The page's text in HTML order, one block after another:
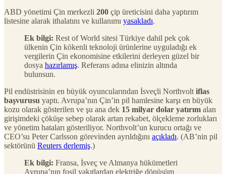
ABD yönetimi Çin merkezli 200 çip üreticisini daha yaptırım
listesine alarak ithalatını ve kullanımı yasakladı.
Ek bilgi: Rest of World sitesi Türkiye dahil pek çok
ülkenin Çin kökenli teknoloji ürünlerine uyguladığı ek
vergilerin Çin ekonomisine etkilerini derleyen güzel bir
dosya hazırlamış. Referans adına elinizin altında
bulunsun.
Pil endüstrisinin en büyük oyuncularından İsveçli Northvolt iflas
başvurusu yaptı. Avrupa’nın Çin’in pil hamlesine karşı en büyük
kozu olarak gösterilen ve şu ana dek 15 milyar dolar yatırım alan
girişimdeki çöküşe sebep olarak artan rekabet, ölçekleme zorlukları
ve yönetim hataları gösteriliyor. Northvolt’un kurucu ortağı ve
CEO’su Peter Carlsson görevinden ayrıldığını açıkladı. (AB’nin pil
sektörünü Reuters derlemiş.)
Ek bilgi: Fransa, İsveç ve Almanya hükümetleri
Avrupa’nın fosil yakıtlardan elektriğe dönüşüm